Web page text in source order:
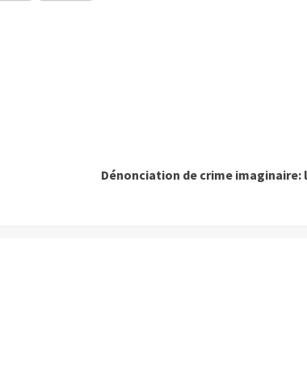
Dénonciation de crime imaginaire: